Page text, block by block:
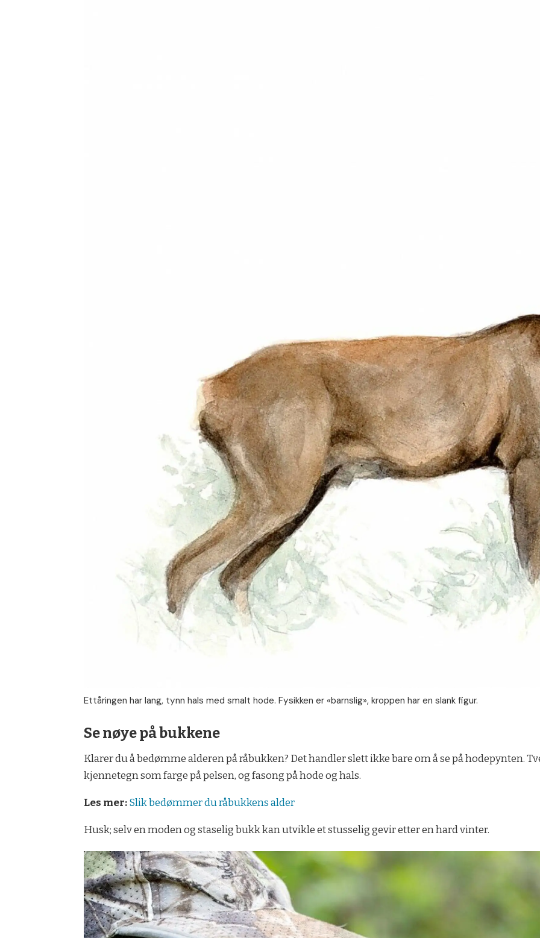
Ettåringen har lang, tynn hals med smalt hode. Fysikken er «barnslig», kroppen har en slank figur.
Se nøye på bukkene
Klarer du å bedømme alderen på råbukken? Det handler slett ikke bare om å se på hodepynten.
kjennetegn som farge på pelsen, og fasong på hode og hals.
Les mer:Slik bedømmer du råbukkens alder
Husk; selv en moden og staselig bukk kan utvikle et stusselig gevir etter en hard vinter.